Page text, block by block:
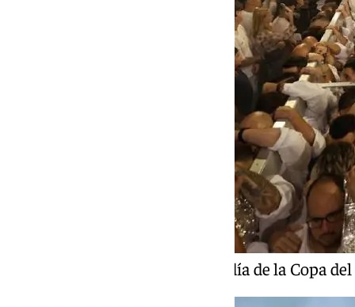
Un momento del segundo día de la Copa